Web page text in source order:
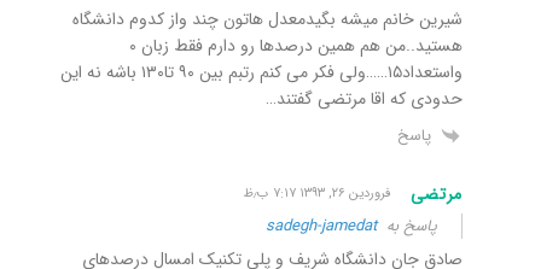
شیرین خانم میشه بگیدمعدل هاتون چند واز کدوم دانشگاه
هستید..من هم همین درصدها رو دارم فقط زبان ۰
واستعداد۱۵……ولی فکر می کنم رتبم بین ۹۰ تا۱۳۰ باشه نه این
حدودی که اقا مرتضی گفتند…
پاسخ
مرتضی فروردین ۲۶, ۱۳۹۳ ۷:۱۷ ب٫ظ
پاسخ بهsadegh-jamedat
صادق جان دانشگاه شریف و پلی تکنیک امسال درصدهای